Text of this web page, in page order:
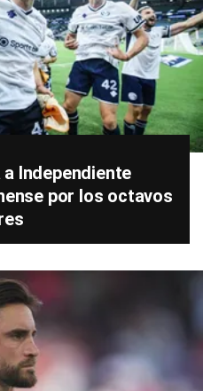
Independiente
por los octavos